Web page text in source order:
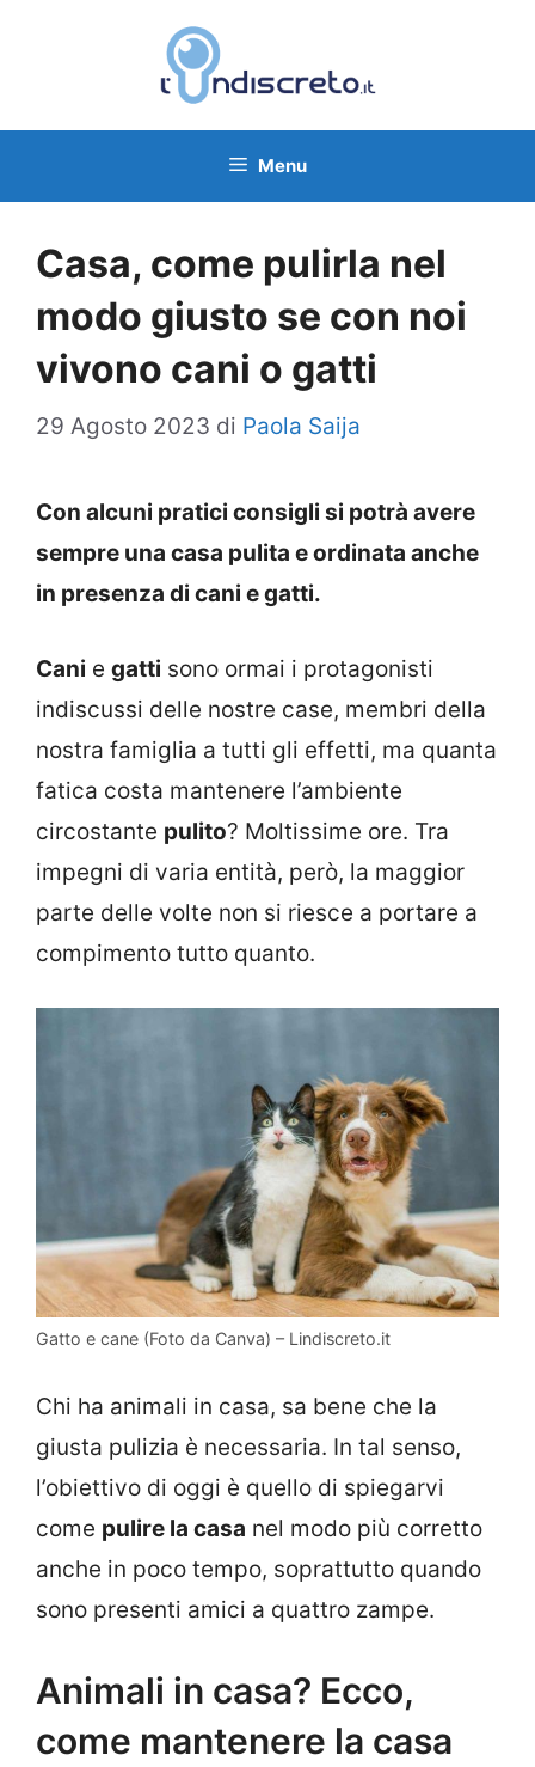
Menu
Casa, come pulirla nel
modo giusto se con noi
vivono cani o gatti
29 Agosto 2023 di Paola Saija
Con alcuni pratici consigli si potrà avere
sempre una casa pulita e ordinata anche
in presenza di cani e gatti.
Cani e gatti sono ormai i protagonisti
indiscussi delle nostre case, membri della
nostra famiglia a tutti gli effetti, ma quanta
fatica costa mantenere l’ambiente
circostante pulito? Moltissime ore. Tra
impegni di varia entità, però, la maggior
parte delle volte non si riesce a portare a
compimento tutto quanto.
Gatto e cane (Foto da Canva) – Lindiscreto.it
Chi ha animali in casa, sa bene che la
giusta pulizia è necessaria. In tal senso,
l’obiettivo di oggi è quello di spiegarvi
come pulire la casa nel modo più corretto
anche in poco tempo, soprattutto quando
sono presenti amici a quattro zampe.
Animali in casa? Ecco,
come mantenere la casa